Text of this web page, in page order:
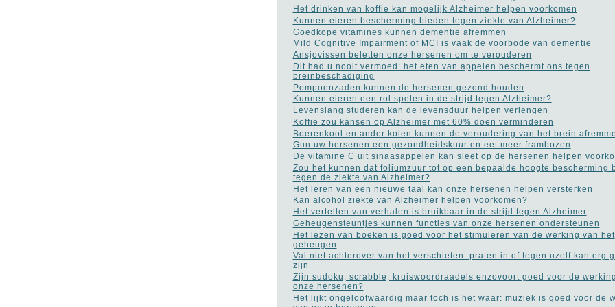
Het drinken van koffie kan mogelijk Alzheimer helpen voorkomen
Kunnen eieren bescherming bieden tegen ziekte van Alzheimer?
Goedkope vitamines kunnen dementie afremmen
Mild Cognitive Impairment of MCI is vaak de voorbode van dementie
Ansjovissen beletten onze hersenen om te verouderen
Dit had u nooit vermoed: het eten van appelen beschermt ons tegen
breinbeschadiging
Pompoenzaden kunnen de hersenen gezond houden
Kunnen eieren een rol spelen in de strijd tegen Alzheimer?
Levenslang studeren kan de levensduur helpen verlengen
Koffie zou kansen op Alzheimer met 60% doen verminderen
Boerenkool en ander kolen kunnen de veroudering van het brein
Gun uw hersenen een gezondheidskuur en eet meer frambozen
De vitamine C uit sinaasappelen kan sleet op de hersenen helpen
Zou het kunnen dat foliumzuur tot op een bepaalde hoogte bescherming
tegen de ziekte van Alzheimer?
Het leren van een nieuwe taal kan onze hersenen helpen versterken
Kan alcohol ziekte van Alzheimer helpen voorkomen?
Het vertellen van verhalen is bruikbaar in de strijd tegen Alzheimer
Geheugensteuntjes kunnen functies van onze hersenen ondersteunen
Het lezen van boeken is goed voor het stimuleren van de werking van het
geheugen
Val niet achterover van het verschieten: praten in of tegen uzelf kan erg
zijn
Zijn sudoku, scrabble, kruiswoordraadels enzovoort goed voor de
onze hersenen?
Het lijkt ongeloofwaardig maar toch is het waar: muziek is goed voor de